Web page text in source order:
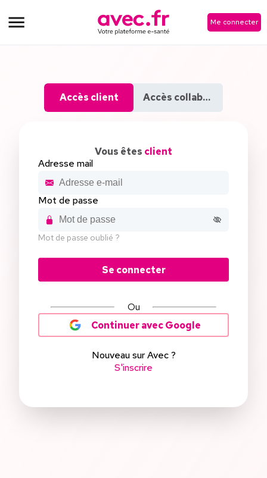
Me connecter
Accès client Accès collaborateur
Vous êtes client
Adresse mail
Mot de passe
Mot de passe oublié ?
Se connecter
Ou
Continuer avec Google
Nouveau sur Avec ?
S'inscrire